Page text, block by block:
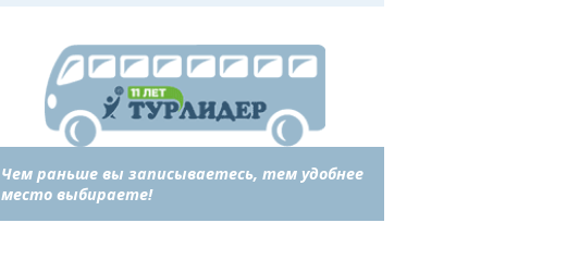
Чем раньше вы записываетесь, тем удобнее
место выбираете!